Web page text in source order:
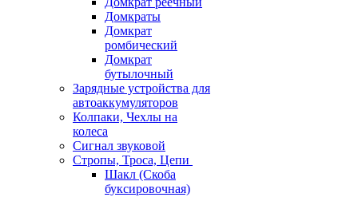
Домкраты
Домкрат
ромбический
Домкрат
бутылочный
Зарядные устройства для
автоаккумуляторов
Колпаки, Чехлы на
колеса
Сигнал звуковой
Стропы, Троса, Цепи
Шакл (Скоба
буксировочная)